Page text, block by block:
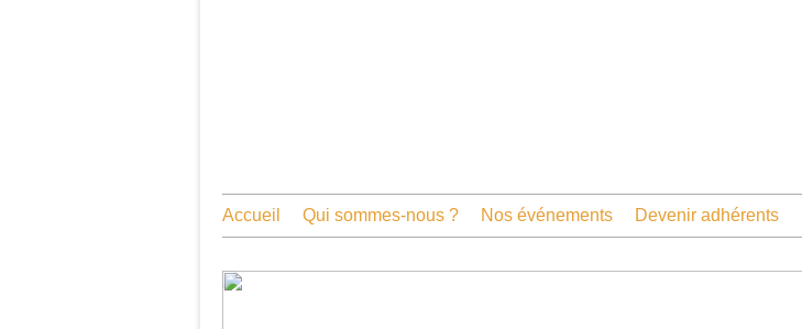
Accueil Qui sommes-nous ? Nos événements Devenir adhérents